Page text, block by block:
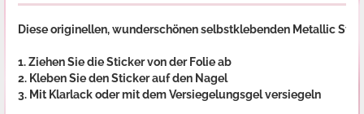
Diese originellen, wunderschönen selbstklebenden Metallic
1. Ziehen Sie die Sticker von der Folie ab
2. Kleben Sie den Sticker auf den Nagel
3. Mit Klarlack oder mit dem Versiegelungsgel versiegeln